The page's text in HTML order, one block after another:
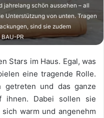
jahrelang schön aussehen – all
Unterstützung von unten. Tragen
sind sie zudem
PR
Stars im Haus. Egal, was
eine tragende Rolle.
getreten und das ganze
ihnen. Dabei sollen sie
warm und angenehm